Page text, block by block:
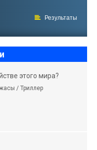
Результаты
этого мира?
/ Триллер